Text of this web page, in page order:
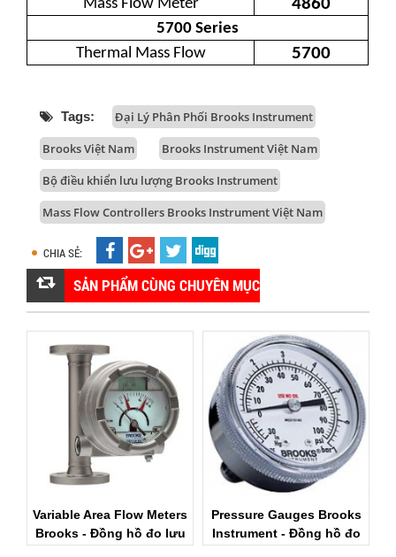
Mass Flow Meter 4860
5700 Series
Thermal Mass Flow
5700
Tags:
Đại Lý Phân Phối Brooks Instrument
Brooks Việt Nam
Brooks Instrument Việt Nam
Bộ điều khiển lưu lượng Brooks Instrument
Mass Flow Controllers Brooks Instrument Việt Nam
CHIA SẺ:
SẢN PHẨM CÙNG CHUYÊN MỤC
Variable Area Flow Meters
Brooks - Đồng hồ đo lưu
Pressure Gauges Brooks
Instrument - Đồng hồ đo